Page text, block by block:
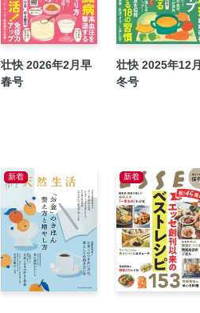
壮快 2026年2月早
春号
壮快 2025年12月
冬号
新着 新着